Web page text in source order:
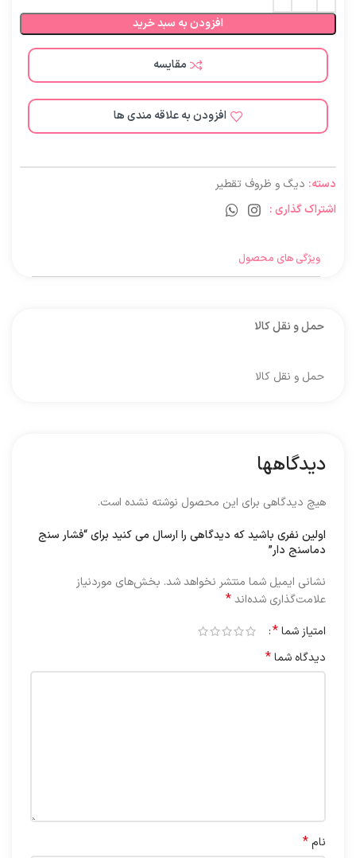
افزودن به سبد خرید
مقایسه
افزودن به علاقه مندی ها
دسته: دیگ و ظروف تقطیر
اشتراک گذاری :
ویژگی های محصول
حمل و نقل کالا
حمل و نقل کالا
دیدگاهها
هیچ دیدگاهی برای این محصول نوشته نشده است.
اولین نفری باشید که دیدگاهی را ارسال می کنید برای “فشار سنج
دماسنج دار”
نشانی ایمیل شما منتشر نخواهد شد. بخش‌های موردنیاز
علامت‌گذاری شده‌اند*
امتیاز شما*
دیدگاه شما*
نام*